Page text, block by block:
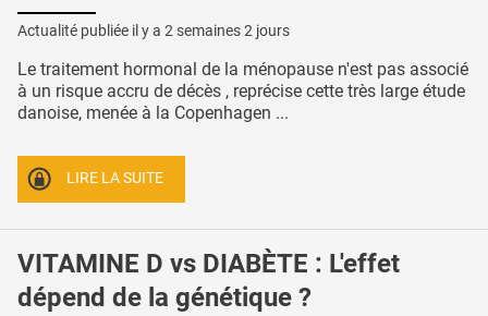
Actualité publiée il y a 2 semaines 2 jours
Le traitement hormonal de la ménopause n'est pas associé
à un risque accru de décès , reprécise cette très large étude
danoise, menée à la Copenhagen ...
LIRE LA SUITE
VITAMINE D vs DIABÈTE : L'effet
dépend de la génétique ?